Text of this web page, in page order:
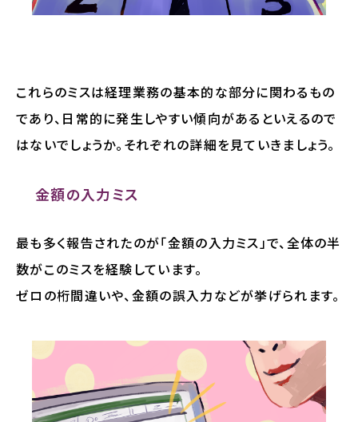
これらのミスは経理業務の基本的な部分に関わるもの
であり、日常的に発生しやすい傾向があるといえるので
はないでしょうか。それぞれの詳細を見ていきましょう。
金額の入力ミス
最も多く報告されたのが「金額の入力ミス」で、全体の半
数がこのミスを経験しています。
ゼロの桁間違いや、金額の誤入力などが挙げられます。